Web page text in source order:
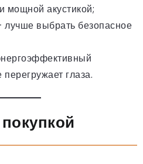
мощной акустикой;
лучше выбрать безопасное
глаза.